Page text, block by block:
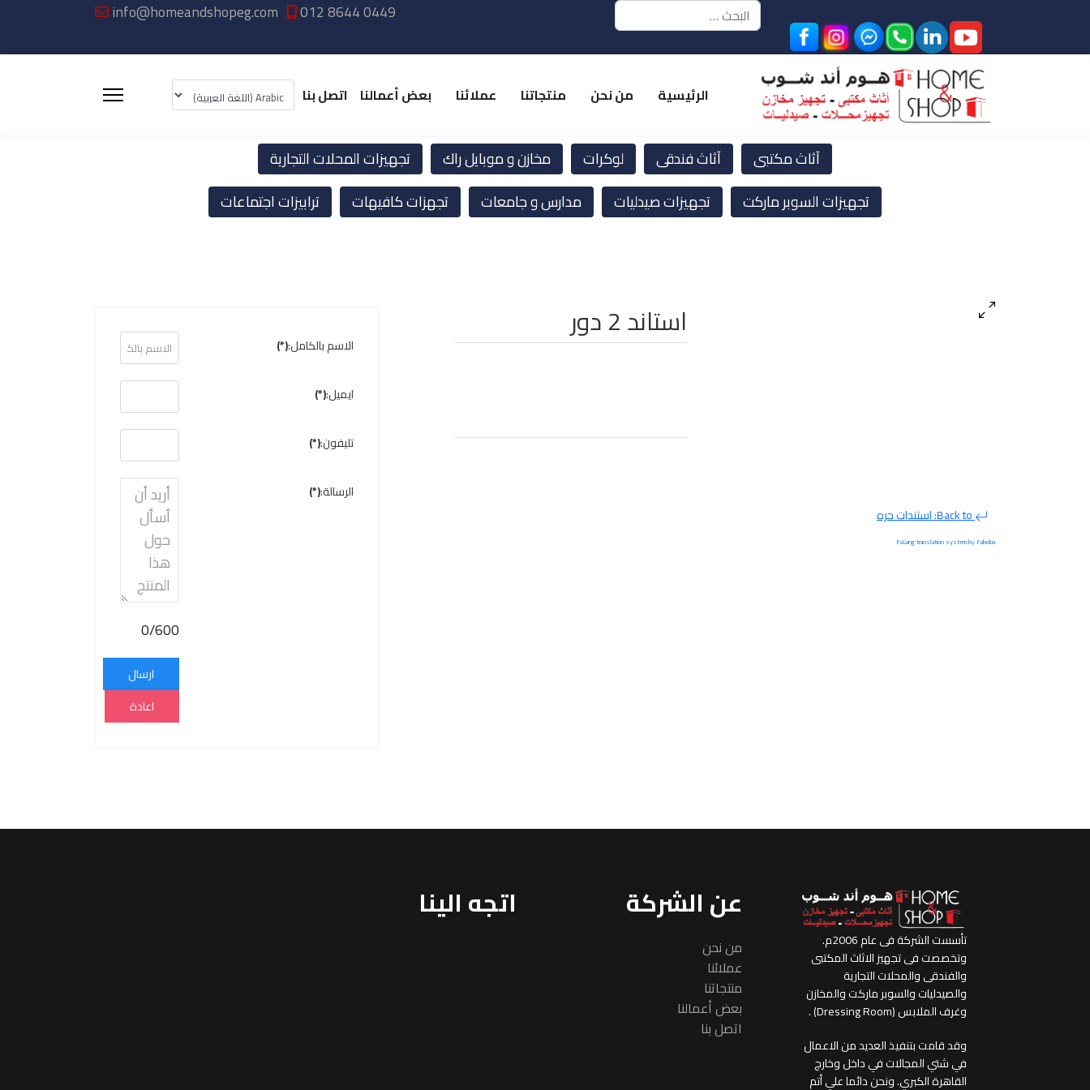
البحث 012 8644 0449
info@homeandshopeg.com
الرئيسية من نحن منتجاتنا عملائنا بعض أعمالنا اتصل بنا
آثاث مكتبى آثاث فندقى لوكرات مخازن و موبايل راك
تجهيزات المحلات التجارية
تجهيزات السوبر ماركت
تجهيزات صيدليات مدارس و جامعات تجهزات كافيهات ترابيزات اجتماعات
استاند 2 دور
Back to: استندات حره
FaLang translation system by Faboba
الاسم بالكامل:(*)
ايميل:(*)
تليفون:(*)
الرسالة:(*)
0/600
ارسال
اعادة
تأسست الشركة فى عام 2006م.
وتخصصت فى تجهيز الاثاث المكتبى
والفندقى والمحلات التجارية
والصيدليات والسوبر ماركت والمخازن
وغرف الملابس (Dressing Room) .
وقد قامت بتنفيذ العديد من الاعمال
في شتي المجالات في داخل وخارج
القاهرة الكبري. ونحن دائما علي أتم
عن الشركة
من نحن
عملائنا
منتجاتنا
بعض أعمالنا
اتصل بنا
اتجه الينا